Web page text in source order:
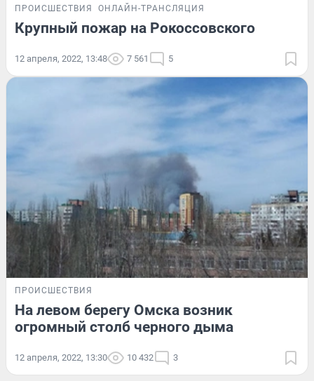
ПРОИСШЕСТВИЯ ОНЛАЙН-ТРАНСЛЯЦИЯ
Крупный пожар на Рокоссовского
12 апреля, 2022, 13:48 7 561 5
ПРОИСШЕСТВИЯ
На левом берегу Омска возник
огромный столб черного дыма
12 апреля, 2022, 13:30 10 432 3